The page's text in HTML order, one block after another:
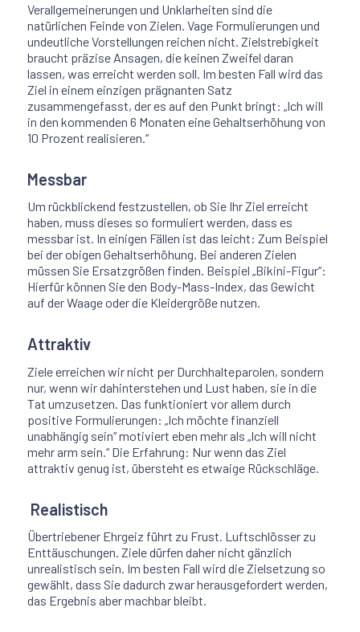
Verallgemeinerungen und Unklarheiten sind die
natürlichen Feinde von Zielen. Vage Formulierungen und
undeutliche Vorstellungen reichen nicht. Zielstrebigkeit
braucht präzise Ansagen, die keinen Zweifel daran
lassen, was erreicht werden soll. Im besten Fall wird das
Ziel in einem einzigen prägnanten Satz
zusammengefasst, der es auf den Punkt bringt: „Ich will
in den kommenden 6 Monaten eine Gehaltserhöhung von
10 Prozent realisieren.“
Messbar
Um rückblickend festzustellen, ob Sie Ihr Ziel erreicht
haben, muss dieses so formuliert werden, dass es
messbar ist. In einigen Fällen ist das leicht: Zum Beispiel
bei der obigen Gehaltserhöhung. Bei anderen Zielen
müssen Sie Ersatzgrößen finden. Beispiel „Bikini-Figur“:
Hierfür können Sie den Body-Mass-Index, das Gewicht
auf der Waage oder die Kleidergröße nutzen.
Attraktiv
Ziele erreichen wir nicht per Durchhalteparolen, sondern
nur, wenn wir dahinterstehen und Lust haben, sie in die
Tat umzusetzen. Das funktioniert vor allem durch
positive Formulierungen: „Ich möchte finanziell
unabhängig sein“ motiviert eben mehr als „Ich will nicht
mehr arm sein.“ Die Erfahrung: Nur wenn das Ziel
attraktiv genug ist, übersteht es etwaige Rückschläge.
Realistisch
Übertriebener Ehrgeiz führt zu Frust. Luftschlösser zu
Enttäuschungen. Ziele dürfen daher nicht gänzlich
unrealistisch sein. Im besten Fall wird die Zielsetzung so
gewählt, dass Sie dadurch zwar herausgefordert werden,
das Ergebnis aber machbar bleibt.